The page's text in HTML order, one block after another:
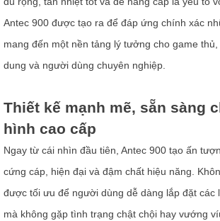
Antec 900 được tạo ra để đáp ứng chính xác
mang đến một nền tảng lý tưởng cho game
dung và người dùng chuyên nghiệp.
Thiết kế mạnh mẽ, sẵn sàng
hình cao cấp
Ngay từ cái nhìn đầu tiên, Antec 900 tạo ấn
cứng cáp, hiện đại và đậm chất hiệu năng.
được tối ưu để người dùng dễ dàng lắp đặt các
mà không gặp tình trạng chật chội hay vướng